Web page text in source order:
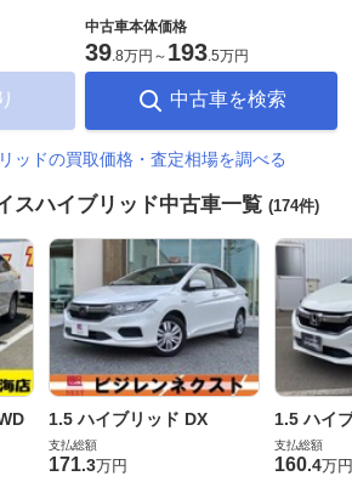
中古車本体価格
39 8万円 ～ 193 5万円
中古車を検索
ッドの買取価格・査定相場を調べる
スハイブリッド中古車一覧 (174件)
1.5 ハイブリッド DX
支払総額
171.3万円
1.5 ハイ
支払総額
160.4万円